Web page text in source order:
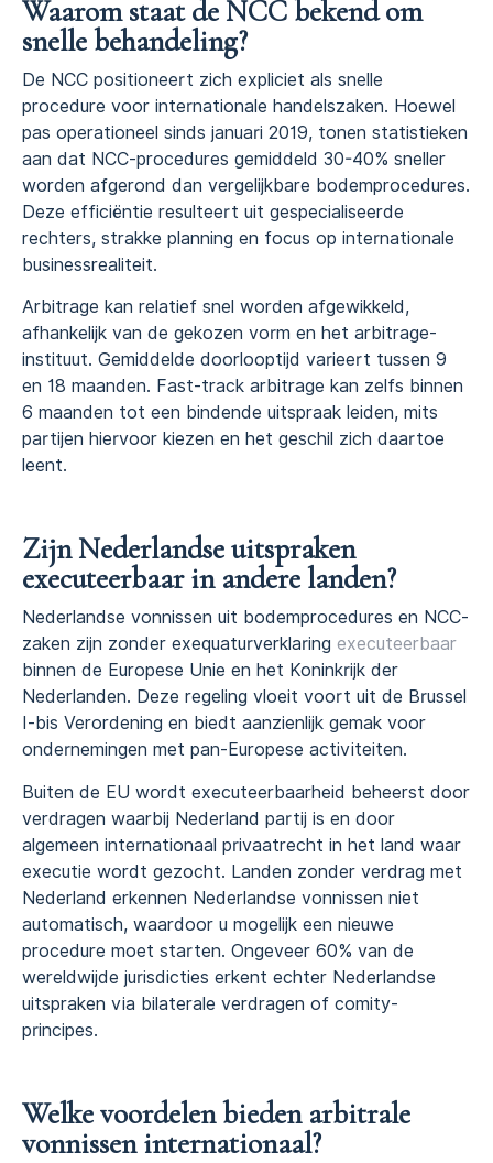
Waarom staat de NCC bekend om
snelle behandeling?
De NCC positioneert zich expliciet als snelle
procedure voor internationale handelszaken. Hoewel
pas operationeel sinds januari 2019, tonen statistieken
aan dat NCC-procedures gemiddeld 30-40% sneller
worden afgerond dan vergelijkbare bodemprocedures.
Deze efficiëntie resulteert uit gespecialiseerde
rechters, strakke planning en focus op internationale
businessrealiteit.
Arbitrage kan relatief snel worden afgewikkeld,
afhankelijk van de gekozen vorm en het arbitrage-
instituut. Gemiddelde doorlooptijd varieert tussen 9
en 18 maanden. Fast-track arbitrage kan zelfs binnen
6 maanden tot een bindende uitspraak leiden, mits
partijen hiervoor kiezen en het geschil zich daartoe
leent.
Zijn Nederlandse uitspraken
executeerbaar in andere landen?
Nederlandse vonnissen uit bodemprocedures en NCC-
zaken zijn zonder exequaturverklaring executeerbaar
binnen de Europese Unie en het Koninkrijk der
Nederlanden. Deze regeling vloeit voort uit de Brussel
I-bis Verordening en biedt aanzienlijk gemak voor
ondernemingen met pan-Europese activiteiten.
Buiten de EU wordt executeerbaarheid beheerst door
verdragen waarbij Nederland partij is en door
algemeen internationaal privaatrecht in het land waar
executie wordt gezocht. Landen zonder verdrag met
Nederland erkennen Nederlandse vonnissen niet
automatisch, waardoor u mogelijk een nieuwe
procedure moet starten. Ongeveer 60% van de
wereldwijde jurisdicties erkent echter Nederlandse
uitspraken via bilaterale verdragen of comity-
principes.
Welke voordelen bieden arbitrale
vonnissen internationaal?